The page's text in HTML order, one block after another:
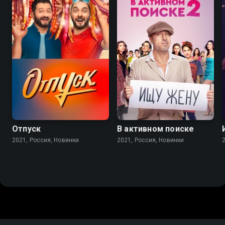
Отпуск
2021, Россия, Новинки
В активном поиске
2021, Россия, Новинки